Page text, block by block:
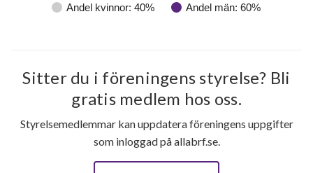
Andel kvinnor: 40% Andel män: 60%
Sitter du i föreningens styrelse? Bli
gratis medlem hos oss.
Styrelsemedlemmar kan uppdatera föreningens uppgifter
som inloggad på allabrf.se.